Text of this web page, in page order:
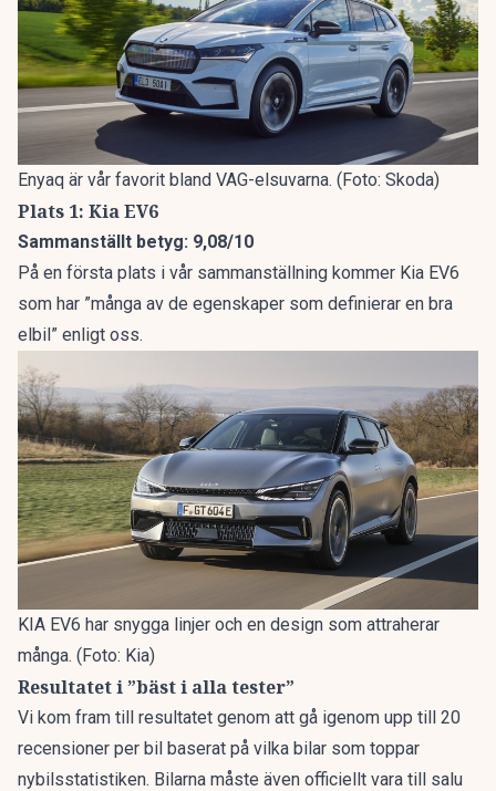
Enyaq är vår favorit bland VAG-elsuvarna. (Foto: Skoda)
Plats 1: Kia EV6
Sammanställt betyg: 9,08/10
På en första plats i vår sammanställning kommer Kia EV6
som har ”många av de egenskaper som definierar en bra
elbil” enligt oss.
KIA EV6 har snygga linjer och en design som attraherar
många. (Foto: Kia)
Resultatet i ”bäst i alla tester”
Vi kom fram till resultatet genom att gå igenom upp till 20
recensioner per bil baserat på vilka bilar som toppar
nybilsstatistiken. Bilarna måste även officiellt vara till salu